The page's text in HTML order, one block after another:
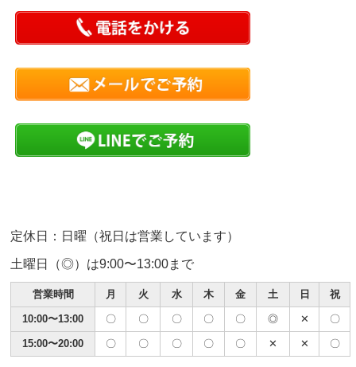
定休日：日曜（祝日は営業しています）
土曜日（◎）は9:00〜13:00まで
営業時間 月 火 水 木 金 土 日 祝
10:00〜13:00 〇 〇 〇 〇 〇 ◎ ✕ 〇
15:00〜20:00 〇 〇 〇 〇 〇 ✕ ✕ 〇